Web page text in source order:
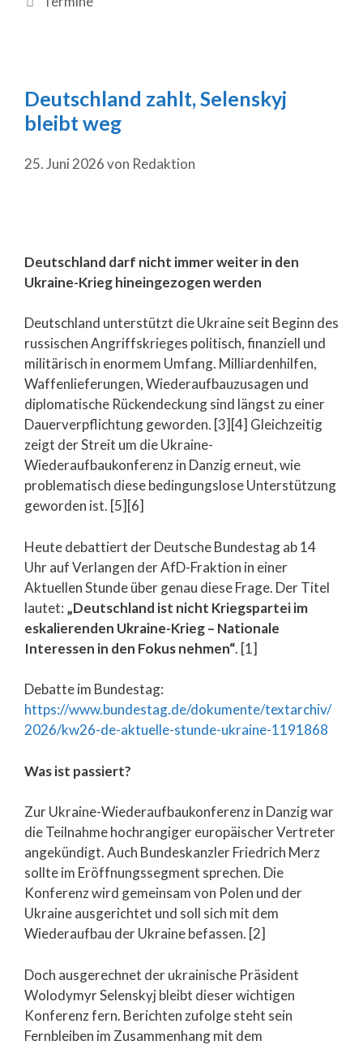
Deutschland zahlt, Selenskyj
bleibt weg
25. Juni 2026von Redaktion
Deutschland darf nicht immer weiter in den
Ukraine-Krieg hineingezogen werden
Deutschland unterstützt die Ukraine seit Beginn des
russischen Angriffskrieges politisch, finanziell und
militärisch in enormem Umfang. Milliardenhilfen,
Waffenlieferungen, Wiederaufbauzusagen und
diplomatische Rückendeckung sind längst zu einer
Dauerverpflichtung geworden. [3][4] Gleichzeitig
zeigt der Streit um die Ukraine-
Wiederaufbaukonferenz in Danzig erneut, wie
problematisch diese bedingungslose Unterstützung
geworden ist. [5][6]
Heute debattiert der Deutsche Bundestag ab 14
Uhr auf Verlangen der AfD-Fraktion in einer
Aktuellen Stunde über genau diese Frage. Der Titel
lautet: „Deutschland ist nicht Kriegspartei im
eskalierenden Ukraine-Krieg – Nationale
Interessen in den Fokus nehmen“. [1]
Debatte im Bundestag:
https://www.bundestag.de/dokumente/textarchiv/
2026/kw26-de-aktuelle-stunde-ukraine-1191868
Was ist passiert?
Zur Ukraine-Wiederaufbaukonferenz in Danzig war
die Teilnahme hochrangiger europäischer Vertreter
angekündigt. Auch Bundeskanzler Friedrich Merz
sollte im Eröffnungssegment sprechen. Die
Konferenz wird gemeinsam von Polen und der
Ukraine ausgerichtet und soll sich mit dem
Wiederaufbau der Ukraine befassen. [2]
Doch ausgerechnet der ukrainische Präsident
Wolodymyr Selenskyj bleibt dieser wichtigen
Konferenz fern. Berichten zufolge steht sein
Fernbleiben im Zusammenhang mit dem